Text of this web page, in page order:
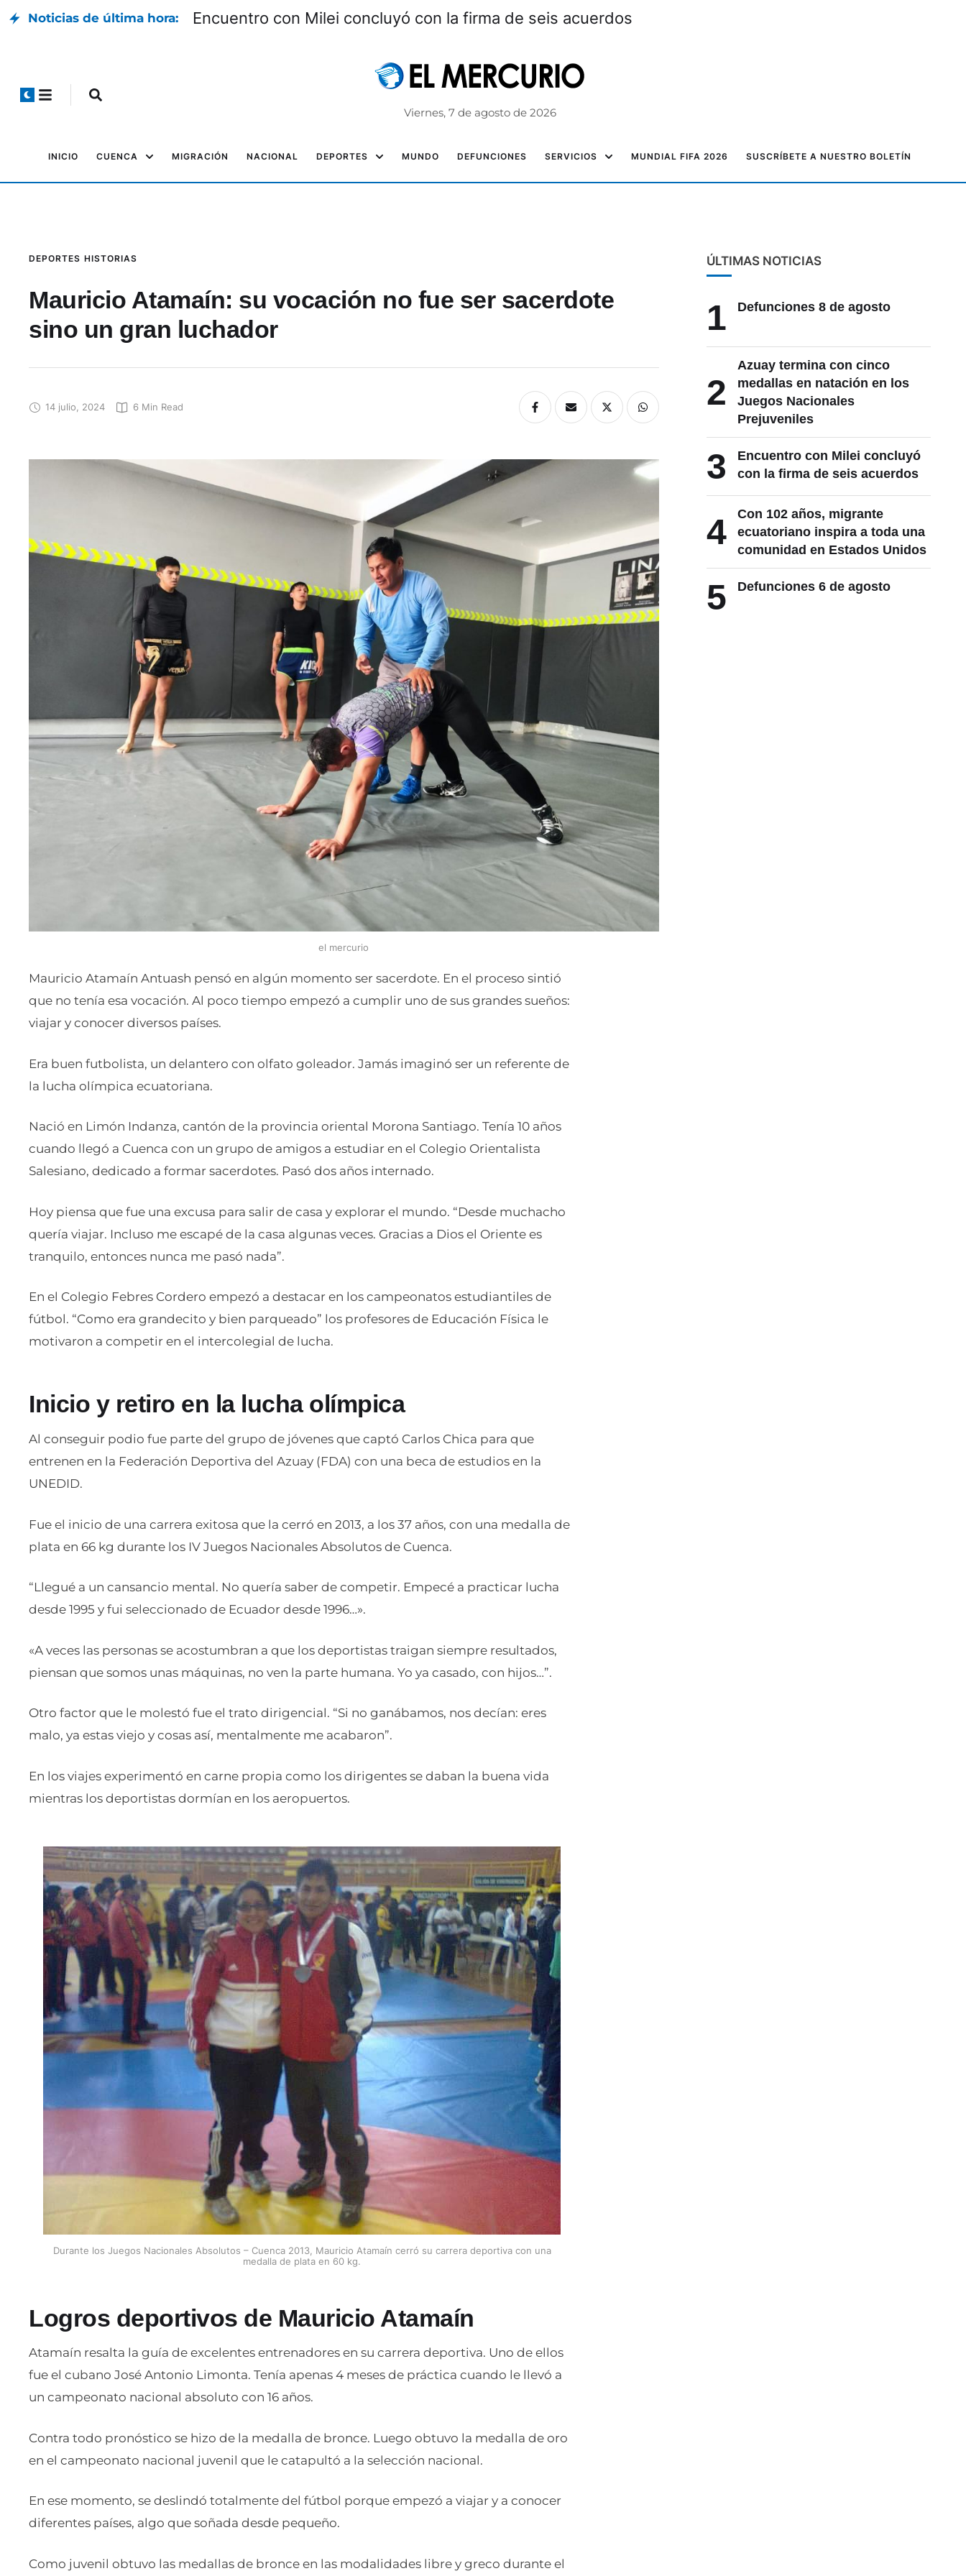
Noticias de última hora: Encuentro con Milei concluyó con la firma de seis acuerdos
Viernes, 7 de agosto de 2026
INICIO CUENCA MIGRACIÓN NACIONAL DEPORTES MUNDO DEFUNCIONES SERVICIOS MUNDIAL FIFA 2026 SUSCRÍBETE A NUESTRO BOLETÍN
DEPORTES HISTORIAS
Mauricio Atamaín: su vocación no fue ser sacerdote
sino un gran luchador
14 julio, 2024 6 Min Read
el mercurio
Mauricio Atamaín Antuash pensó en algún momento ser sacerdote. En el proceso sintió
que no tenía esa vocación. Al poco tiempo empezó a cumplir uno de sus grandes sueños:
viajar y conocer diversos países.
Era buen futbolista, un delantero con olfato goleador. Jamás imaginó ser un referente de
la lucha olímpica ecuatoriana.
Nació en Limón Indanza, cantón de la provincia oriental Morona Santiago. Tenía 10 años
cuando llegó a Cuenca con un grupo de amigos a estudiar en el Colegio Orientalista
Salesiano, dedicado a formar sacerdotes. Pasó dos años internado.
Hoy piensa que fue una excusa para salir de casa y explorar el mundo. “Desde muchacho
quería viajar. Incluso me escapé de la casa algunas veces. Gracias a Dios el Oriente es
tranquilo, entonces nunca me pasó nada”.
En el Colegio Febres Cordero empezó a destacar en los campeonatos estudiantiles de
fútbol. “Como era grandecito y bien parqueado” los profesores de Educación Física le
motivaron a competir en el intercolegial de lucha.
Inicio y retiro en la lucha olímpica
Al conseguir podio fue parte del grupo de jóvenes que captó Carlos Chica para que
entrenen en la Federación Deportiva del Azuay (FDA) con una beca de estudios en la
UNEDID.
Fue el inicio de una carrera exitosa que la cerró en 2013, a los 37 años, con una medalla de
plata en 66 kg durante los IV Juegos Nacionales Absolutos de Cuenca.
“Llegué a un cansancio mental. No quería saber de competir. Empecé a practicar lucha
desde 1995 y fui seleccionado de Ecuador desde 1996…».
«A veces las personas se acostumbran a que los deportistas traigan siempre resultados,
piensan que somos unas máquinas, no ven la parte humana. Yo ya casado, con hijos…”.
Otro factor que le molestó fue el trato dirigencial. “Si no ganábamos, nos decían: eres
malo, ya estas viejo y cosas así, mentalmente me acabaron”.
En los viajes experimentó en carne propia como los dirigentes se daban la buena vida
mientras los deportistas dormían en los aeropuertos.
Durante los Juegos Nacionales Absolutos – Cuenca 2013, Mauricio Atamaín cerró su carrera deportiva con una
medalla de plata en 60 kg.
Logros deportivos de Mauricio Atamaín
Atamaín resalta la guía de excelentes entrenadores en su carrera deportiva. Uno de ellos
fue el cubano José Antonio Limonta. Tenía apenas 4 meses de práctica cuando le llevó a
un campeonato nacional absoluto con 16 años.
Contra todo pronóstico se hizo de la medalla de bronce. Luego obtuvo la medalla de oro
en el campeonato nacional juvenil que le catapultó a la selección nacional.
En ese momento, se deslindó totalmente del fútbol porque empezó a viajar y a conocer
diferentes países, algo que soñada desde pequeño.
Como juvenil obtuvo las medallas de bronce en las modalidades libre y greco durante el
ÚLTIMAS NOTICIAS
1 Defunciones 8 de agosto
2
Azuay termina con cinco
medallas en natación en los
Juegos Nacionales
Prejuveniles
3
Encuentro con Milei concluyó
con la firma de seis acuerdos
4
Con 102 años, migrante
ecuatoriano inspira a toda una
comunidad en Estados Unidos
5 Defunciones 6 de agosto